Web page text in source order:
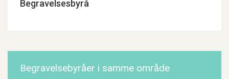
Begravelsesbyrå
Begravelsebyråer i samme område